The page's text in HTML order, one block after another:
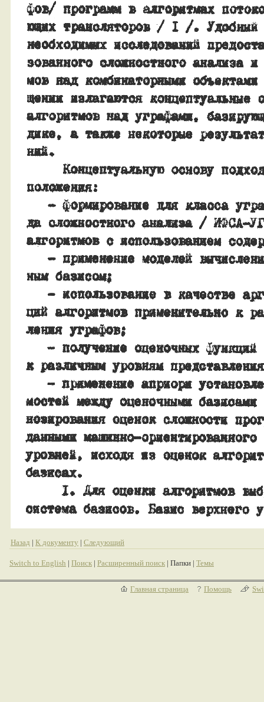
Назад | К документу | Следующий
Switch to English | Поиск | Расширенный поиск | Папки | Темы
Главная страница Помощь